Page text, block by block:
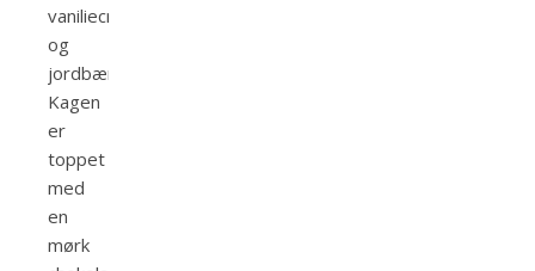
vaniliecreme
og
jordbærstykker!
Kagen
er
toppet
med
en
mørk